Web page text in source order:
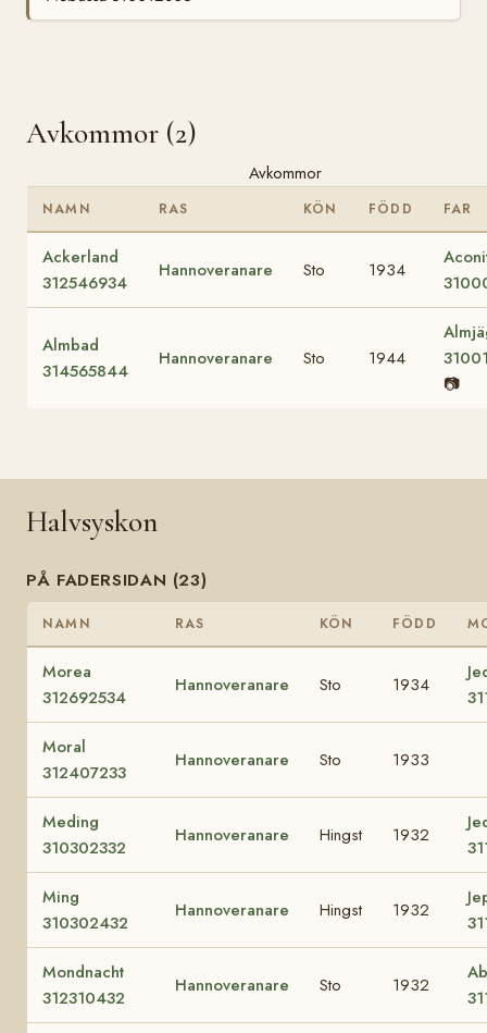
Avkommor (2)
Avkommor
NAMN RAS KÖN FÖDD FAR
Ackerland
312546934
Hannoveranare Sto 1934
Almbad
314565844
Hannoveranare Sto 1944
📷
Halvsyskon
PÅ FADERSIDAN (23)
NAMN RAS KÖN FÖDD
Morea
312692534
Hannoveranare Sto 1934
Moral
312407233
Hannoveranare Sto 1933
Meding
310302332
Hannoveranare Hingst 1932
Ming
310302432
Hannoveranare Hingst 1932
Mondnacht
312310432
Hannoveranare Sto 1932